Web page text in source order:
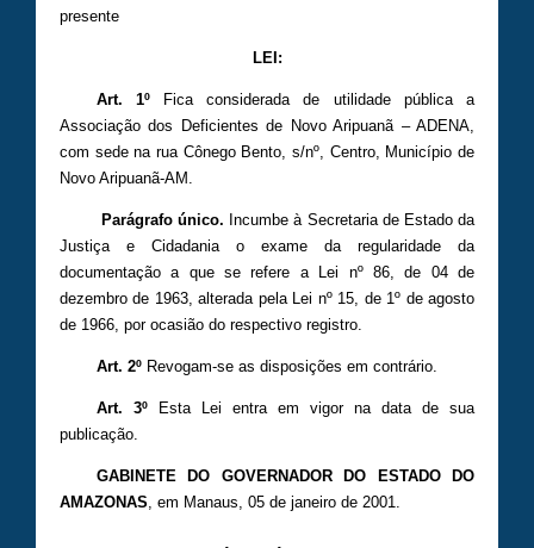
presente
LEI:
Art. 1ºFica considerada de utilidade pública a
Associação dos Deficientes de Novo Aripuanã – ADENA,
com sede na rua Cônego Bento, s/nº, Centro, Município de
Novo Aripuanã-AM.
Parágrafo único. Incumbe à Secretaria de Estado da
Justiça e Cidadania o exame da regularidade da
documentação a que se refere a Lei nº 86, de 04 de
dezembro de 1963, alterada pela Lei nº 15, de 1º de agosto
de 1966, por ocasião do respectivo registro.
Art. 2ºRevogam-se as disposições em contrário.
Art. 3ºEsta Lei entra em vigor na data de sua
publicação.
GABINETE DO GOVERNADOR DO ESTADO DO
AMAZONAS , em Manaus, 05 de janeiro de 2001.